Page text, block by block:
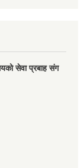
सेवा प्रबाह संग